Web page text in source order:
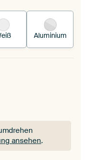
Aluminium
ansehen.